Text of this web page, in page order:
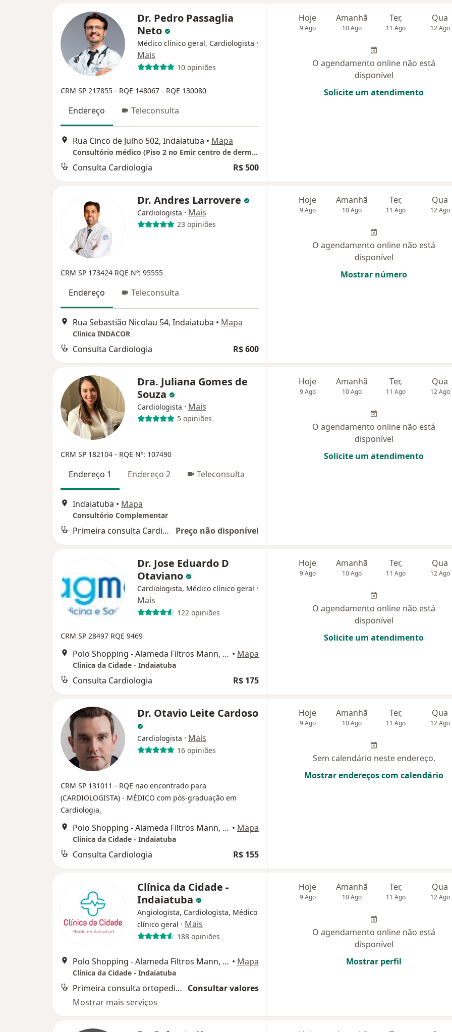
Dr. Pedro Passaglia
Neto
Médico clínico geral, Cardiologista ·
Mais
10 opiniões
CRM SP 217855 - RQE 148067 - RQE 130080
Endereço Teleconsulta
Rua Cinco de Julho 502, Indaiatuba • Mapa
Consultório médico (Piso 2 no Emir centro de dermatologia)
Consulta Cardiologia R$ 500
Hoje
9 Ago
Amanhã
10 Ago
Ter,
11 Ago
Qua
12 Ago
O agendamento online não está
disponível
Solicite um atendimento
Dr. Andres Larrovere
Cardiologista · Mais
23 opiniões
CRM SP 173424 RQE Nº: 95555
Endereço Teleconsulta
Rua Sebastião Nicolau 54, Indaiatuba • Mapa
Clinica INDACOR
Consulta Cardiologia R$ 600
Hoje
9 Ago
Amanhã
10 Ago
Ter,
11 Ago
Qua
12 Ago
O agendamento online não está
disponível
Mostrar número
Dra. Juliana Gomes de
Souza
Cardiologista · Mais
5 opiniões
CRM SP 182104 - RQE Nº: 107490
Endereço 1 Endereço 2 Teleconsulta
Indaiatuba • Mapa
Consultório Complementar
Primeira consulta Cardiologia Preço não disponível
Hoje
9 Ago
Amanhã
10 Ago
Ter,
11 Ago
Qua
12 Ago
O agendamento online não está
disponível
Solicite um atendimento
Dr. Jose Eduardo D
Otaviano
Cardiologista, Médico clínico geral ·
Mais
122 opiniões
CRM SP 28497 RQE 9469
Polo Shopping - Alameda Filtros Mann, 670 - Jardim Tropical, Indaiatuba • Mapa
Clínica da Cidade - Indaiatuba
Consulta Cardiologia R$ 175
Hoje
9 Ago
Amanhã
10 Ago
Ter,
11 Ago
Qua
12 Ago
O agendamento online não está
disponível
Solicite um atendimento
Dr. Otavio Leite Cardoso
Cardiologista · Mais
16 opiniões
CRM SP 131011 - RQE nao encontrado para
(CARDIOLOGISTA) - MÉDICO com pós-graduação em
Cardiologia,
Polo Shopping - Alameda Filtros Mann, 670 - Jardim Tropical, Indaiatuba • Mapa
Clínica da Cidade - Indaiatuba
Consulta Cardiologia R$ 155
Hoje
9 Ago
Amanhã
10 Ago
Ter,
11 Ago
Qua
12 Ago
Sem calendário neste endereço.
Mostrar endereços com calendário
Clínica da Cidade -
Indaiatuba
Angiologista, Cardiologista, Médico
clínico geral · Mais
188 opiniões
Polo Shopping - Alameda Filtros Mann, 670 - Jardim Tropical, Indaiatuba • Mapa
Clínica da Cidade - Indaiatuba
Primeira consulta ortopedia e traumatologia Consultar valores
Mostrar mais serviços
Hoje
9 Ago
Amanhã
10 Ago
Ter,
11 Ago
Qua
12 Ago
O agendamento online não está
disponível
Mostrar perfil